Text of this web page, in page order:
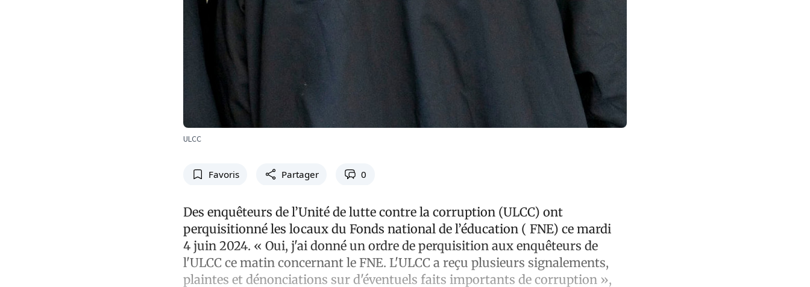
ULCC
Favoris Partager 0
Des enquêteurs de l’Unité de lutte contre la corruption (ULCC) ont
perquisitionné les locaux du Fonds national de l’éducation ( FNE) ce mardi
4 juin 2024. « Oui, j'ai donné un ordre de perquisition aux enquêteurs de
l'ULCC ce matin concernant le FNE. L'ULCC a reçu plusieurs signalements,
plaintes et dénonciations sur d'éventuels faits importants de corruption »,